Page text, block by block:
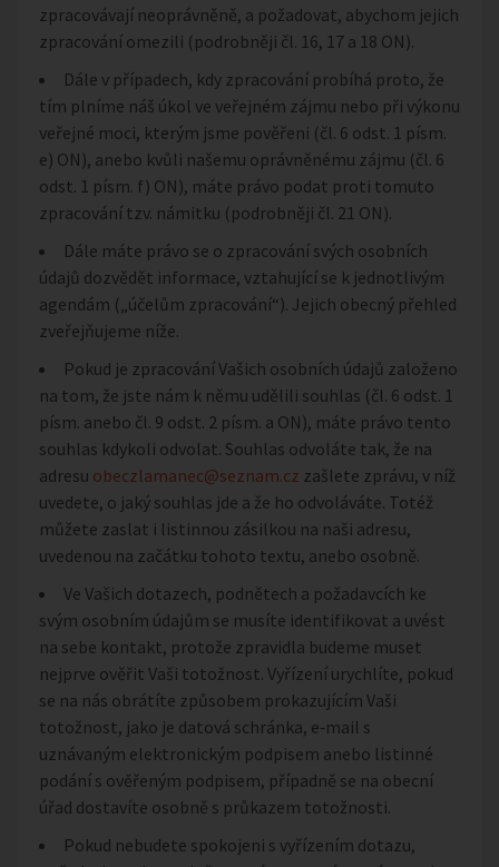
zpracovávají neoprávněně, a požadovat, abychom jejich
zpracování omezili (podrobněji čl. 16, 17 a 18 ON).
Dále v případech, kdy zpracování probíhá proto, že
tím plníme náš úkol ve veřejném zájmu nebo při výkonu
veřejné moci, kterým jsme pověřeni (čl. 6 odst. 1 písm.
e) ON), anebo kvůli našemu oprávněnému zájmu (čl. 6
odst. 1 písm. f) ON), máte právo podat proti tomuto
zpracování tzv. námitku (podrobněji čl. 21 ON).
Dále máte právo se o zpracování svých osobních
údajů dozvědět informace, vztahující se k jednotlivým
agendám („účelům zpracování“). Jejich obecný přehled
zveřejňujeme níže.
Pokud je zpracování Vašich osobních údajů založeno
na tom, že jste nám k němu udělili souhlas (čl. 6 odst. 1
písm. anebo čl. 9 odst. 2 písm. a ON), máte právo tento
souhlas kdykoli odvolat. Souhlas odvoláte tak, že na
adresu obeczlamanec@seznam.cz zašlete zprávu, v níž
uvedete, o jaký souhlas jde a že ho odvoláváte. Totéž
můžete zaslat i listinnou zásilkou na naši adresu,
uvedenou na začátku tohoto textu, anebo osobně.
Ve Vašich dotazech, podnětech a požadavcích ke
svým osobním údajům se musíte identifikovat a uvést
na sebe kontakt, protože zpravidla budeme muset
nejprve ověřit Vaši totožnost. Vyřízení urychlíte, pokud
se na nás obrátíte způsobem prokazujícím Vaši
totožnost, jako je datová schránka, e‑mail s
uznávaným elektronickým podpisem anebo listinné
podání s ověřeným podpisem, případně se na obecní
úřad dostavíte osobně s průkazem totožnosti.
Pokud nebudete spokojeni s vyřízením dotazu,